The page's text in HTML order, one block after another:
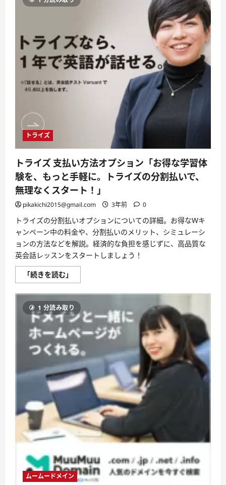
人
方
法
の
包
括
的
ガ
イ
ニ
ッ
ク
や
成
事
に
い
て
さ
ら
に
読
トライズ
トライズ 支払い方法オプション「お得な学習体
験を、もっと手軽に。トライズの分割払いで、
無理なくスタート！」
pikakichi2015@gmail.com 3年前 0
トライズの分割払いオプションについての詳細。お得なWキ
ャンペーン中の料金や、分割払いのメリット、シミュレーシ
ョンの方法などを解説。経済的な負担を感じずに、高品質な
英会話レッスンをスタートしましょう！
「続きを読む」
ラ
ズ
支
払
い
方
法
オ
プ
シ
ョ
ン
「お
得
な
験
を、
も
っ
軽
に。
ト
ラ
1 分読み取り
ムームードメイン